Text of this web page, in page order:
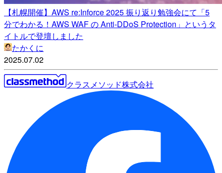
【札幌開催】AWS re:Inforce 2025 振り返り勉強会にて「5
分でわかる！AWS WAF の Anti-DDoS Protection」というタ
イトルで登壇しました
たかくに
2025.07.02
クラスメソッド株式会社